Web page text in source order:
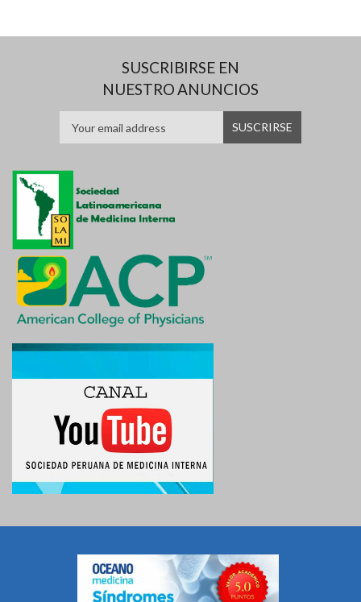
SUSCRIBIRSE EN
NUESTRO ANUNCIOS